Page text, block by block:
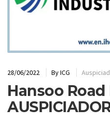
28/06/2022 ByICG
Hansoo